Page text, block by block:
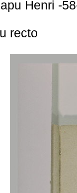
Henri -
recto